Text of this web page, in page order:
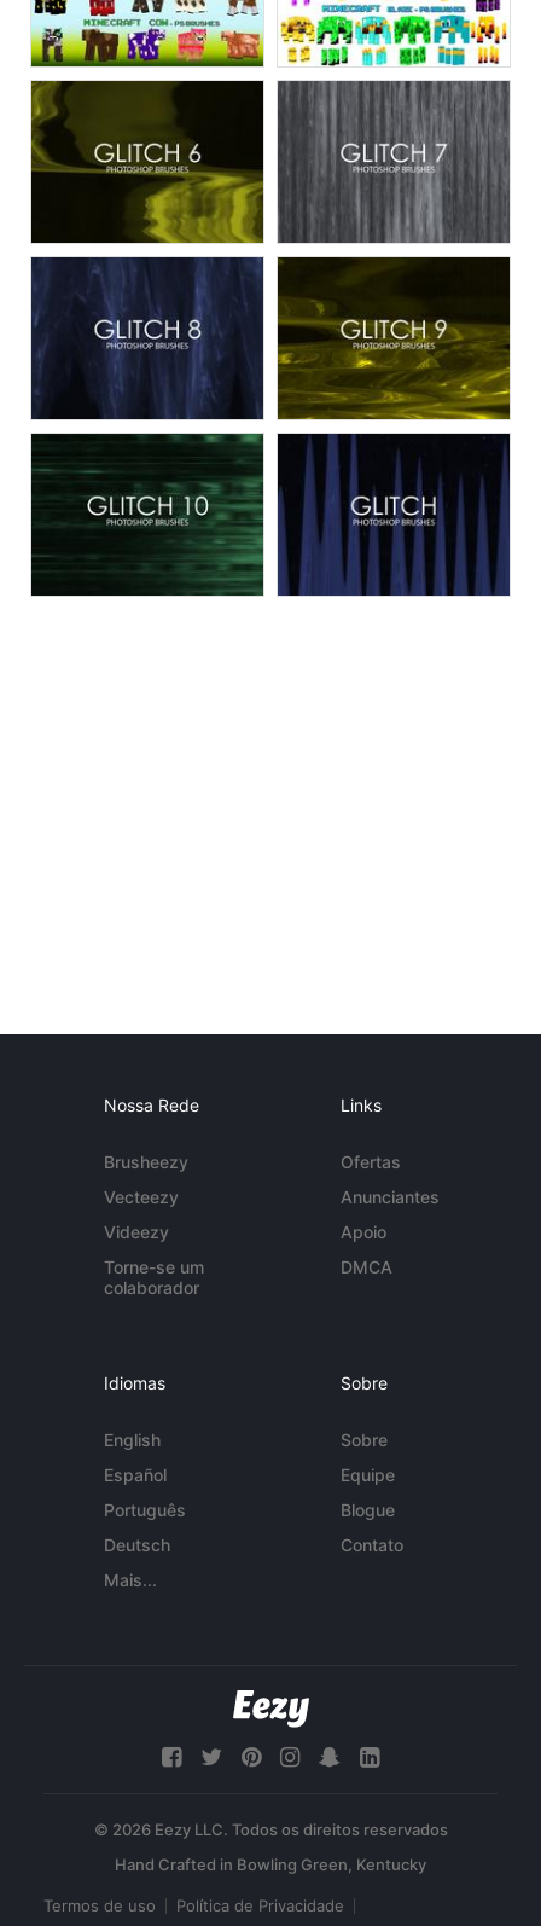
Nossa Rede
Brusheezy
Vecteezy
Videezy
Torne-se um
colaborador
Links
Ofertas
Anunciantes
Apoio
DMCA
Idiomas
English
Español
Português
Deutsch
Mais...
Sobre
Sobre
Equipe
Blogue
Contato
© 2026 Eezy LLC. Todos os direitos reservados
Termos de uso Política de Privacidade